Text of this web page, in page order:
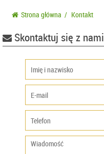
Strona główna / Kontakt
Skontaktuj się z nami